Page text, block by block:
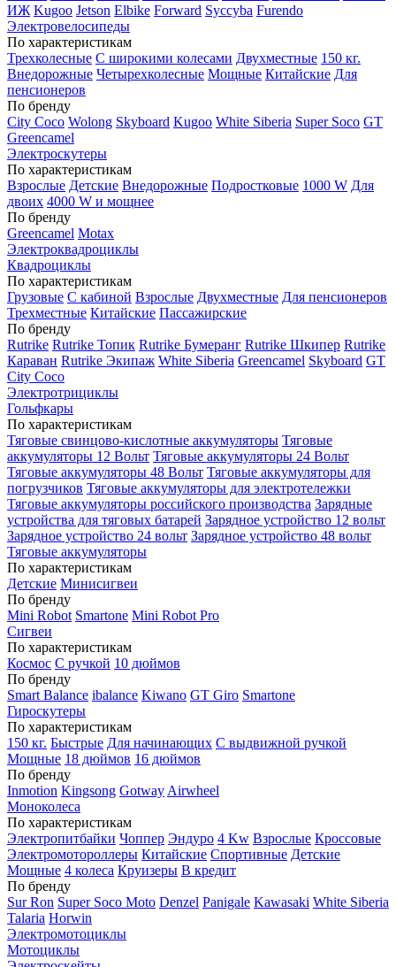
ИЖ Kugoo Jetson Elbike Forward Syccyba Furendo
Электровелосипеды
По характеристикам
Трехколесные С широкими колесами Двухместные 150 кг.
Внедорожные Четырехколесные Мощные Китайские Для
пенсионеров
По бренду
City Coco Wolong Skyboard Kugoo White Siberia Super Soco GT
Greencamel
Электроскутеры
По характеристикам
Взрослые Детские Внедорожные Подростковые 1000 W Для
двоих 4000 W и мощнее
По бренду
Greencamel Motax
Электроквадроциклы
Квадроциклы
По характеристикам
Грузовые С кабиной Взрослые Двухместные Для пенсионеров
Трехместные Китайские Пассажирские
По бренду
Rutrike Rutrike Топик Rutrike Бумеранг Rutrike Шкипер Rutrike
Караван Rutrike Экипаж White Siberia Greencamel Skyboard GT
City Coco
Электротрициклы
Гольфкары
По характеристикам
Тяговые свинцово-кислотные аккумуляторы Тяговые
аккумуляторы 12 Вольт Тяговые аккумуляторы 24 Вольт
Тяговые аккумуляторы 48 Вольт Тяговые аккумуляторы для
погрузчиков Тяговые аккумуляторы для электротележки
Тяговые аккумуляторы российского производства Зарядные
устройства для тяговых батарей Зарядное устройство 12 вольт
Зарядное устройство 24 вольт Зарядное устройство 48 вольт
Тяговые аккумуляторы
По характеристикам
Детские Минисигвеи
По бренду
Mini Robot Smartone Mini Robot Pro
Сигвеи
По характеристикам
Космос С ручкой 10 дюймов
По бренду
Smart Balance ibalance Kiwano GT Giro Smartone
Гироскутеры
По характеристикам
150 кг. Быстрые Для начинающих С выдвижной ручкой
Мощные 18 дюймов 16 дюймов
По бренду
Inmotion Kingsong Gotway Airwheel
Моноколеса
По характеристикам
Электропитбайки Чоппер Эндуро 4 Kw Взрослые Кроссовые
Электромотороллеры Китайские Спортивные Детские
Мощные 4 колеса Круизеры В кредит
По бренду
Sur Ron Super Soco Moto Denzel Panigale Kawasaki White Siberia
Talaria Horwin
Электромотоциклы
Мотоциклы